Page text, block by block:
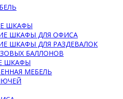
ШКАФЫ
ШКАФЫ ДЛЯ ОФИСА
ШКАФЫ ДЛЯ РАЗДЕВАЛОК
БАЛЛОНОВ
ШКАФЫ
МЕБЕЛЬ